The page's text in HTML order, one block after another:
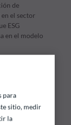
de
el sector
ESG
en el modelo
en el
para
sitio, medir
la